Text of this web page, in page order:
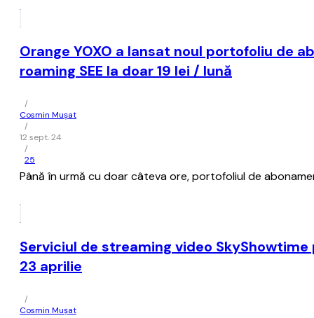
Orange YOXO a lansat noul portofoliu de
roaming SEE la doar 19 lei / lună
/
Cosmin Mușat
/
12 sept. 24
/
25
Până în urmă cu doar câteva ore, portofoliul de
Serviciul de streaming video
23 aprilie
/
Cosmin Mușat